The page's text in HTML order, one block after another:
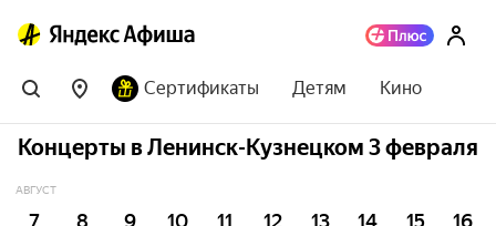
Сертификаты Детям Кино
Концерты в Ленинск-Кузнецком 3 февраля
АВГУСТ
7 8 9 10 11 12 13 14 15 16